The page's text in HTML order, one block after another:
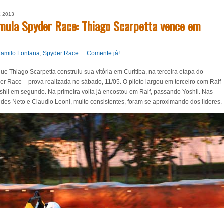
2013
Spyder Race: Thiago Scarpetta vence em
Fontana, Spyder Race Comente já!
Thiago Scarpetta construiu sua vitória em Curitiba, na terceira etapa do
Race – prova realizada no sábado, 11/05. O piloto largou em terceiro com Ralf
em segundo. Na primeira volta já encostou em Ralf, passando Yoshii. Nas
Neto e Claudio Leoni, muito consistentes, foram se aproximando dos líderes.